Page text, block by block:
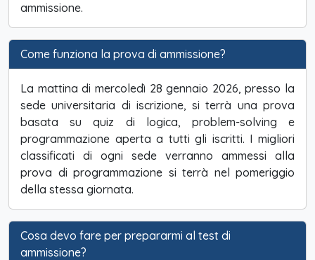
ammissione.
Come funziona la prova di ammissione?
La mattina di mercoledì 28 gennaio 2026, presso la
sede universitaria di iscrizione, si terrà una prova
basata su quiz di logica, problem-solving e
programmazione aperta a tutti gli iscritti. I migliori
classificati di ogni sede verranno ammessi alla
prova di programmazione si terrà nel pomeriggio
della stessa giornata.
Cosa devo fare per prepararmi al test di
ammissione?